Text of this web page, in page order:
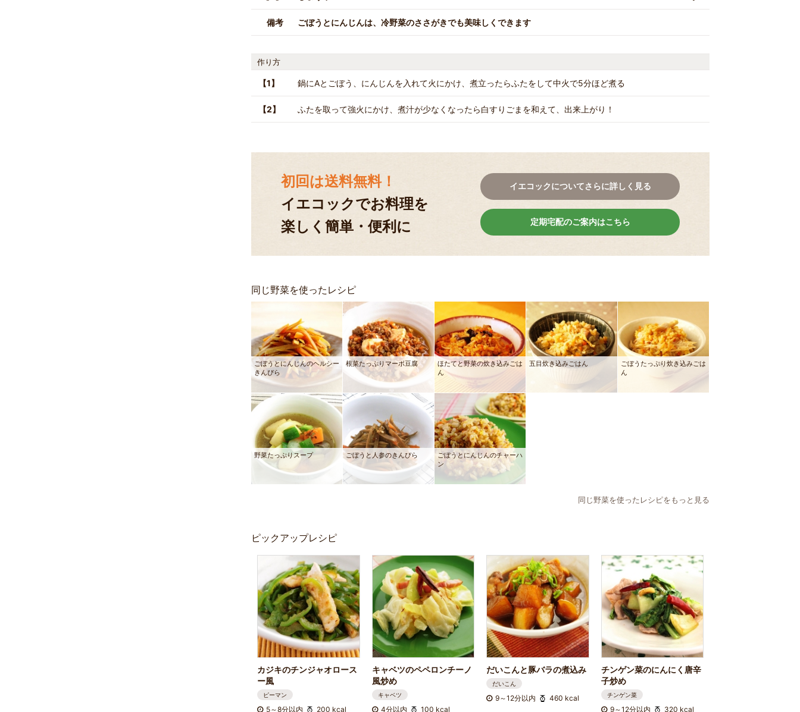
備考 ごぼうとにんじんは、冷野菜のささがきでも美味しくできます
作り方
【1】 鍋にAとごぼう、にんじんを入れて火にかけ、煮立ったらふたをして中火で5分ほど煮る
【2】 ふたを取って強火にかけ、煮汁が少なくなったら白すりごまを和えて、出来上がり！
初回は送料無料！
イエコックでお料理を
楽しく簡単・便利に
イエコックについてさらに詳しく見る
定期宅配のご案内はこちら
同じ野菜を使ったレシピ
ごぼうとにんじんのヘルシー
きんぴら
根菜たっぷりマーボ豆腐
ほたてと野菜の炊き込みごは
ん
五目炊き込みごはん
ごぼうたっぷり炊き込みごは
ん
野菜たっぷりスープ ごぼうと人参のきんぴら
ごぼうとにんじんのチャーハ
ン
同じ野菜を使ったレシピをもっと見る
ピックアップレシピ
カジキのチンジャオロース
ー風
ピーマン
5～8分以内 200 kcal
キャベツのペペロンチーノ
風炒め
キャベツ
4分以内 100 kcal
だいこんと豚バラの煮込み
だいこん
9～12分以内 460 kcal
チンゲン菜のにんにく唐辛
子炒め
チンゲン菜
9～12分以内 320 kcal